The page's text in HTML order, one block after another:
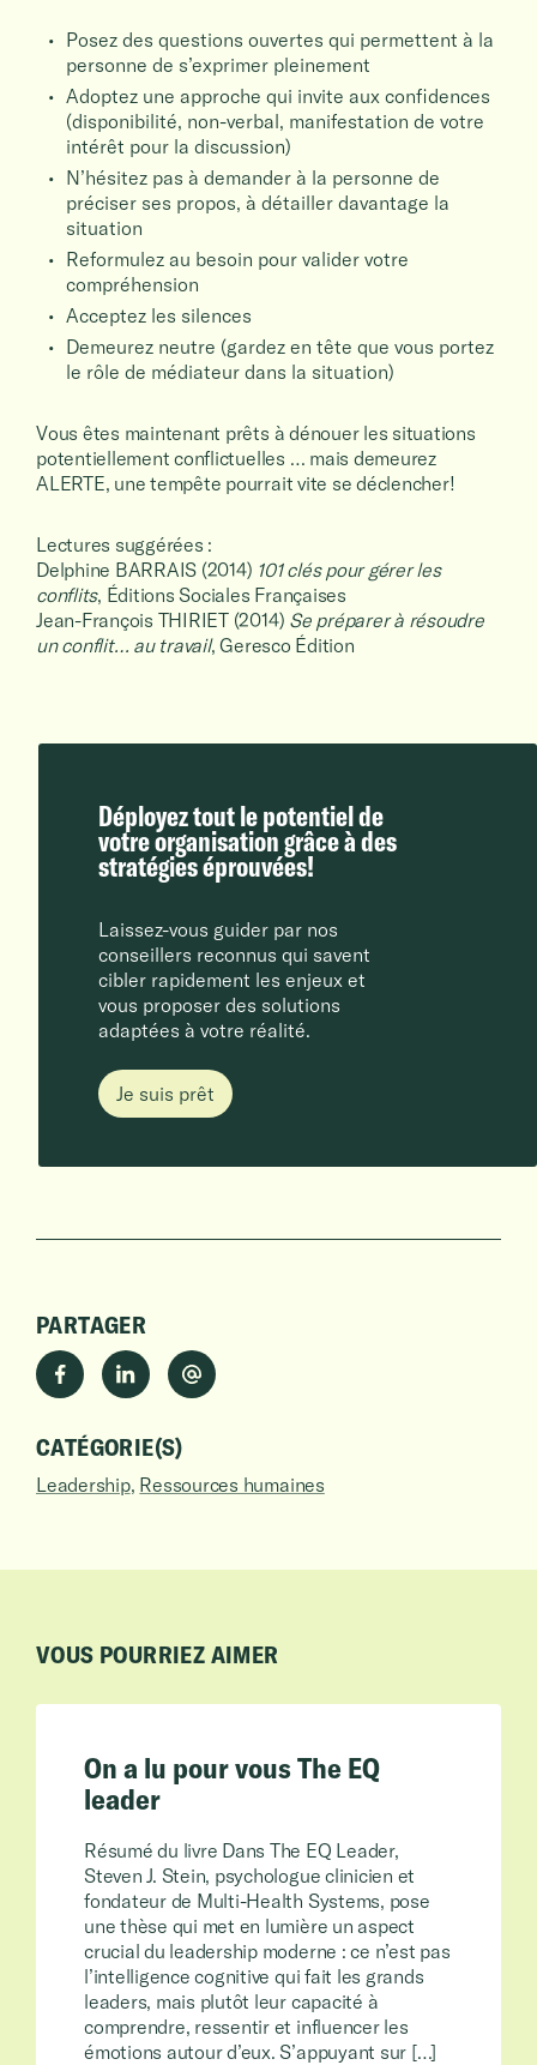
Posez des questions ouvertes qui permettent à la
personne de s’exprimer pleinement
Adoptez une approche qui invite aux confidences
(disponibilité, non-verbal, manifestation de votre
intérêt pour la discussion)
N’hésitez pas à demander à la personne de
préciser ses propos, à détailler davantage la
situation
Reformulez au besoin pour valider votre
compréhension
Acceptez les silences
Demeurez neutre (gardez en tête que vous portez
le rôle de médiateur dans la situation)
Vous êtes maintenant prêts à dénouer les situations
potentiellement conflictuelles … mais demeurez
ALERTE, une tempête pourrait vite se déclencher!
Lectures suggérées :
Delphine BARRAIS (2014) 101 clés pour gérer les
conflits, Éditions Sociales Françaises
Jean-François THIRIET (2014) Se préparer à résoudre
un conflit… au travail, Geresco Édition
Déployez tout le potentiel de
votre organisation grâce à des
stratégies éprouvées!
Laissez-vous guider par nos
conseillers reconnus qui savent
cibler rapidement les enjeux et
vous proposer des solutions
adaptées à votre réalité.
Je suis prêt
PARTAGER
CATÉGORIE(S)
Leadership Ressources humaines
VOUS POURRIEZ AIMER
On a lu pour vous The EQ
leader
Résumé du livre Dans The EQ Leader,
Steven J. Stein, psychologue clinicien et
fondateur de Multi-Health Systems, pose
une thèse qui met en lumière un aspect
crucial du leadership moderne : ce n’est pas
l’intelligence cognitive qui fait les grands
leaders, mais plutôt leur capacité à
comprendre, ressentir et influencer les
émotions autour d’eux. S’appuyant sur […]